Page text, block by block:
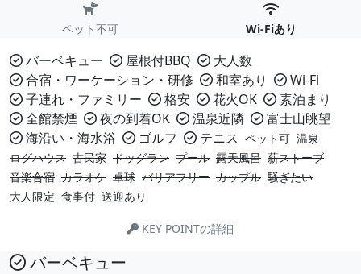
ペット不可 Wi-Fiあり
バーベキュー 屋根付BBQ
大人数
合宿・ワーケーション・研修
和室あり
Wi-Fi
子連れ・ファミリー
格安 花火OK
素泊まり
全館禁煙
夜の到着OK 温泉近隣
富士山眺望
海沿い・海水浴
ゴルフ テニス ペット可 温泉
ログハウス 古民家 ドッグラン プール 露天風呂 薪ストーブ
音楽合宿 カラオケ 卓球 バリアフリー カップル 騒ぎたい
大人限定 食事付 送迎あり
KEY POINTの詳細
バーベキュー